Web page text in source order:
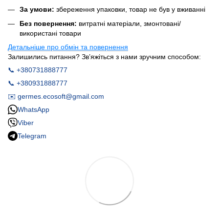
За умови: збереження упаковки, товар не був у вживанні
Без повернення: витратні матеріали, змонтовані/
використані товари
Детальніше про обмін та повернення
Залишились питання? Зв’яжіться з нами зручним способом:
📞 +380731888777
📞 +380931888777
✉️ germes.ecosoft@gmail.com
WhatsApp
Viber
Telegram